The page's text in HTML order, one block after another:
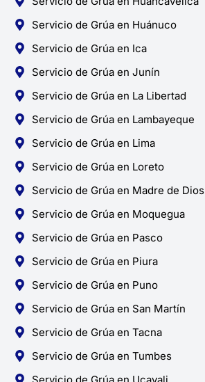
Servicio de Grúa en Huánuco
Servicio de Grúa en Ica
Servicio de Grúa en Junín
Servicio de Grúa en La Libertad
Servicio de Grúa en Lambayeque
Servicio de Grúa en Lima
Servicio de Grúa en Loreto
Servicio de Grúa en Madre de Dios
Servicio de Grúa en Moquegua
Servicio de Grúa en Pasco
Servicio de Grúa en Piura
Servicio de Grúa en Puno
Servicio de Grúa en San Martín
Servicio de Grúa en Tacna
Servicio de Grúa en Tumbes